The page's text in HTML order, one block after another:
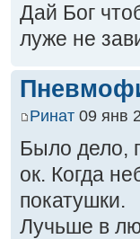
Дай Бог
луже не
Ринат 09 янв
Было дело,
ок. Когда
покатушки.
Лучьше в